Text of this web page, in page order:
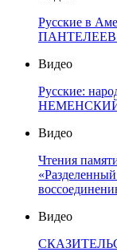
Русские в
ПАНТЕЛЕЕВ
Видео
Русские:
НЕМЕНСКИЙ
Видео
Чтения
Видео